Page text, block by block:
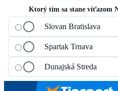
Ktorý tím sa stane víťazom
Slovan Bratislava
Spartak Trnava
Dunajská Streda